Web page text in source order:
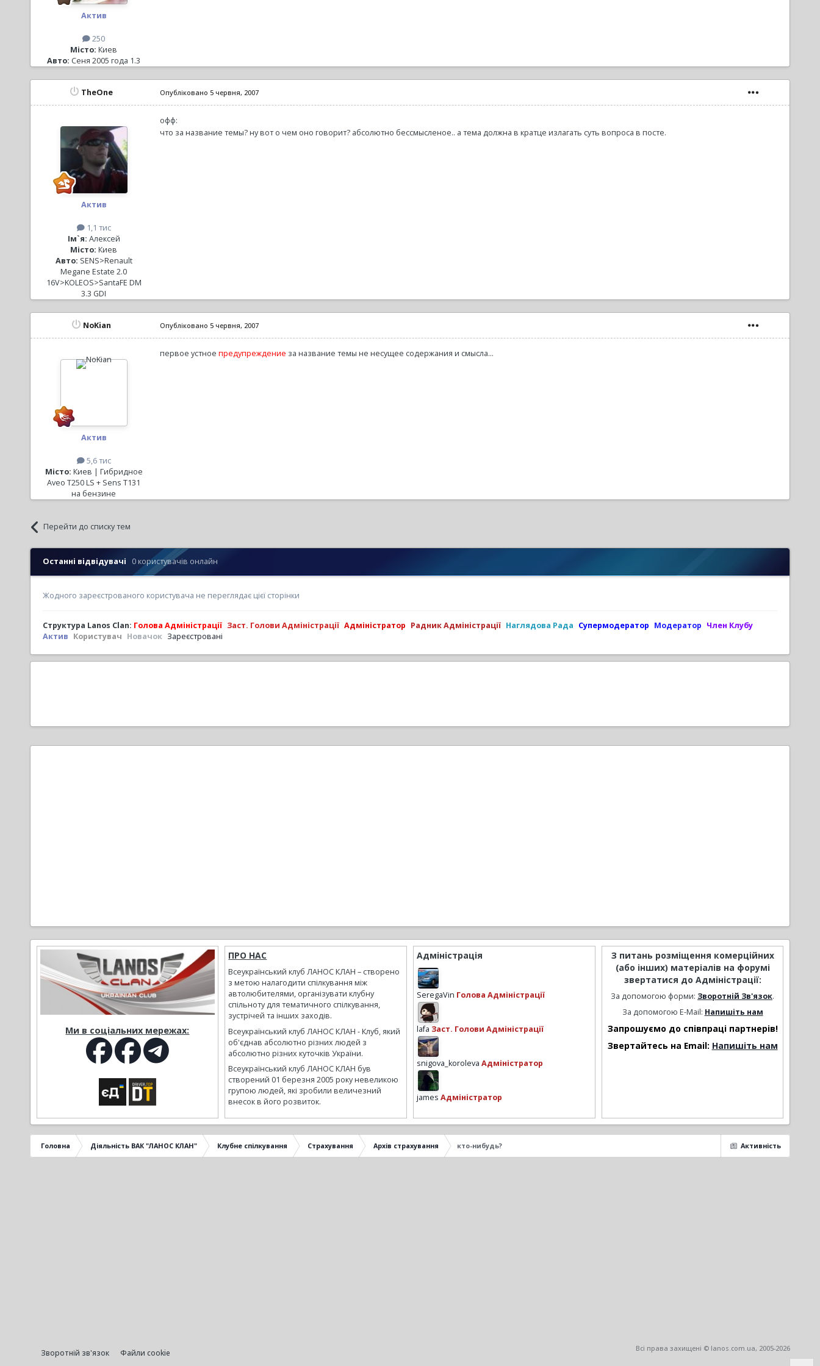
Актив
250
Місто: Киев
Авто: Сеня 2005 года 1.3
TheOne
Актив
1,1 тис
Ім`я: Алексей
Місто: Киев
Авто: SENS>Renault
Megane Estate 2.0
16V>KOLEOS>SantaFE DM
3.3 GDI
Опубліковано 5 червня, 2007
офф:
что за название темы? ну вот о чем оно говорит? абсолютно бессмысленое.. а тема должна в кратце излагать суть вопроса в посте.
NoKian
Актив
5,6 тис
Місто: Киев | Гибридное
Aveo T250 LS + Sens T131
на бензине
Опубліковано 5 червня, 2007
первое устное предупреждение за название темы не несущее содержания и смысла...
Перейти до списку тем
Останні відвідувачі 0 користувачів онлайн
Жодного зареєстрованого користувача не переглядає цієї сторінки
Структура Lanos Clan: Голова Адміністрації Заст. Голови Адміністрації Адміністратор Радник Адміністрації Наглядова Рада Супермодератор Модератор Член Клубу
Актив Користувач Новачок Зареєстровані
Ми в соціальних мережах:
ПРО НАС
Всеукраїнський клуб ЛАНОС КЛАН – створено
з метою налагодити спілкування між
автолюбителями, організувати клубну
спільноту для тематичного спілкування,
зустрічей та інших заходів.
Всеукраїнський клуб ЛАНОС КЛАН - Клуб, який
об'єднав абсолютно різних людей з
абсолютно різних куточків України.
Всеукраїнський клуб ЛАНОС КЛАН був
створений 01 березня 2005 року невеликою
групою людей, які зробили величезний
внесок в його розвиток.
Адміністрація
SeregaVin Голова Адміністрації
lafa Заст. Голови Адміністрації
snigova_koroleva Адміністратор
james Адміністратор
З питань розміщення комерційних
(або інших) матеріалів на форумі
звертатися до Адміністрації:
За допомогою форми: Зворотній Зв'язок.
За допомогою E-Mail: Напишіть нам
Запрошуємо до співпраці партнерів!
Звертайтесь на Email: Напишіть нам
Активність
Головна Діяльність ВАК "ЛАНОС КЛАН" Клубне спілкування Страхування Архів страхування кто-нибудь?
Зворотній зв'язок Файли cookie Всі права захищені © lanos.com.ua, 2005-2026